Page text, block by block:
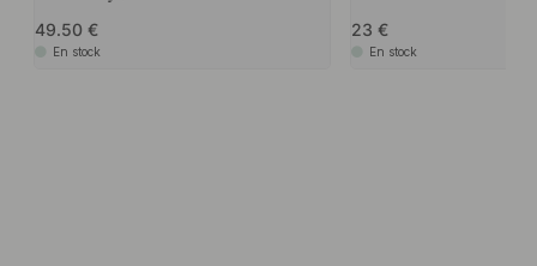
49.50
En stock
23
En stock